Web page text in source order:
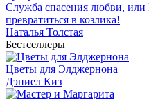
Служба спасения любви,
превратиться в козлика!
Наталья Толстая
Бестселлеры
Цветы для Элджернона
Дэниел Киз